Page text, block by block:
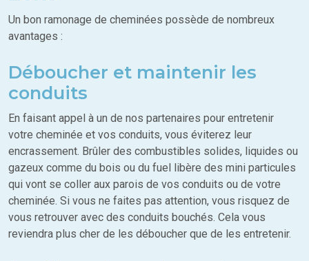
Un bon ramonage de cheminées possède de nombreux
avantages :
Déboucher et maintenir les
conduits
En faisant appel à un de nos partenaires pour entretenir
votre cheminée et vos conduits, vous éviterez leur
encrassement. Brûler des combustibles solides, liquides ou
gazeux comme du bois ou du fuel libère des mini particules
qui vont se coller aux parois de vos conduits ou de votre
cheminée. Si vous ne faites pas attention, vous risquez de
vous retrouver avec des conduits bouchés. Cela vous
reviendra plus cher de les déboucher que de les entretenir.